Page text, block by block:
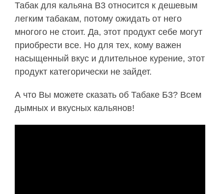
Табак для кальяна B3 относится к дешевым
легким табакам, потому ожидать от него
многого не стоит. Да, этот продукт себе могут
приобрести все. Но для тех, кому важен
насыщенный вкус и длительное курение, этот
продукт категорически не зайдет.
А что Вы можете сказать об Табаке Б3? Всем
дымных и вкусных кальянов!